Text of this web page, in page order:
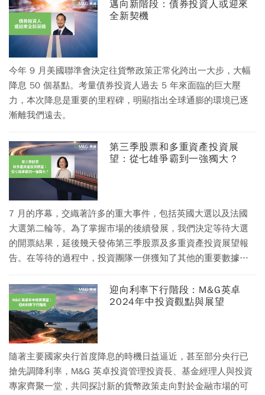
邁向新階段：債券投資人或迎來
全新契機
今年 9 月美國聯準會決定往貨幣政策正常化跨出一大步，大幅
降息 50 個基點。考量債券投資人過去 5 年來面臨的巨大壓
力，本次降息是重要的里程碑，明顯指出全球通膨的環境已逐
漸離我們遠去。
第三季股票和多重資產投資展
望：從七雄爭霸到一強獨大？
7 月的序幕，交織著許多的重大事件，包括英國大選以及法國
大選第二輪等。為了掌握市場的後續發展，我們決定等待大選
的開票結果，延後幾天發佈第三季股票及多重資產投資展望報
告。在等待的過程中，投資團隊一併獲知了其他的重要數據，
者物價指數 (CPI)；對於聯準會 (Fed) 未來可能採取的政策路
線，這兩者都有舉足輕重的地位。
迎向利率下行階段：M&G英卓
2024年中投資觀點與展望
隨著主要國家央行首度降息的時機日益逼近，甚至部分央行已
搶先調降利率，M&G 英卓投資管理投資長、基金經理人與投資
專家齊聚一堂，共同探討新的貨幣政策走向對於金融市場的可